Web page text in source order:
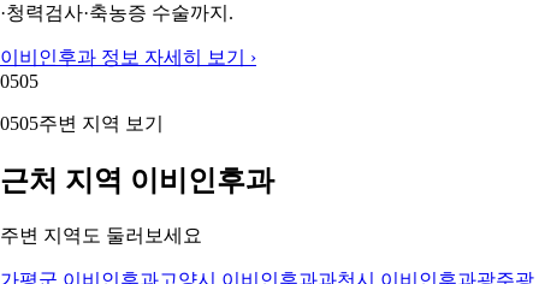
·청력검사·축농증 수술까지.
이비인후과 정보 자세히 보기 ›
0505
0505주변 지역 보기
근처 지역 이비인후과
주변 지역도 둘러보세요
가평군 이비인후과고양시 이비인후과과천시 이비인후과광주광